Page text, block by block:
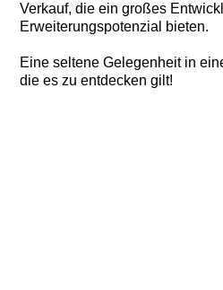
Verkauf, die ein großes
Erweiterungspotenzial bieten.
Eine seltene Gelegenheit in
die es zu entdecken gilt!